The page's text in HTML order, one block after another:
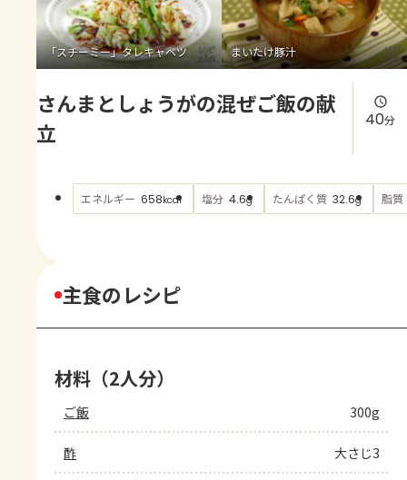
よくあるお問い合わせ
お買い物
AJINOMOTO PARK とは
「スチーミー」タレキャベツ まいたけ豚汁
さんまとしょうがの混ぜご飯の献
立
40分
エネルギー 658kcal 塩分 4.6g たんぱく質 32.6g 脂質
主食のレシピ
材料（2人分）
ご飯 300g
酢 大さじ3